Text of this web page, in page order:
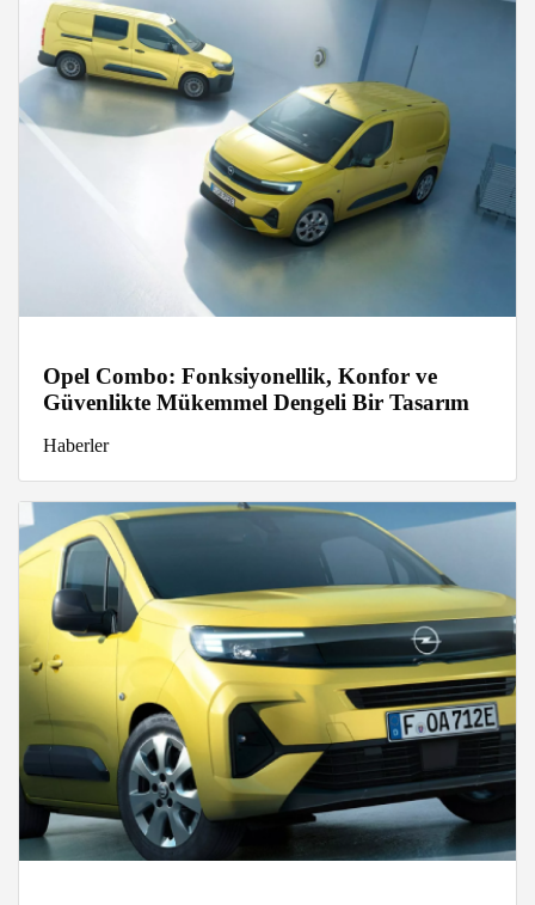
Opel Combo: Fonksiyonellik, Konfor ve
Güvenlikte Mükemmel Dengeli Bir Tasarım
Haberler